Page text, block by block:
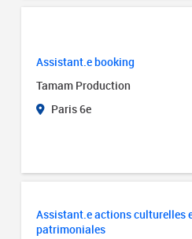
Assistant.e booking
Tamam Production
Paris 6e
Assistant.e actions culturelles
patrimoniales